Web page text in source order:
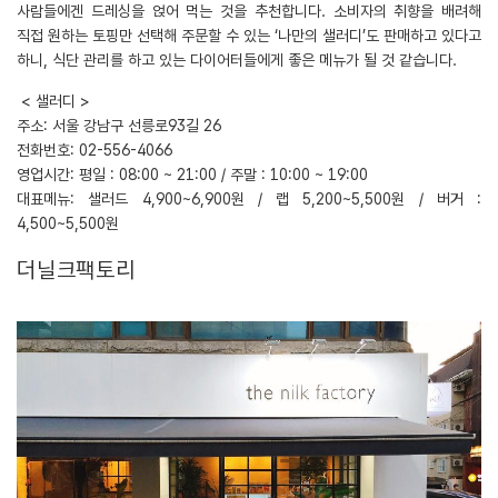
사람들에겐 드레싱을 얹어 먹는 것을 추천합니다. 소비자의 취향을 배려해
직접 원하는 토핑만 선택해 주문할 수 있는 ‘나만의 샐러디’도 판매하고 있다고
하니, 식단 관리를 하고 있는 다이어터들에게 좋은 메뉴가 될 것 같습니다.
< 샐러디 >
주소: 서울 강남구 선릉로93길 26
전화번호: 02-556-4066
영업시간: 평일 : 08:00 ~ 21:00 / 주말 : 10:00 ~ 19:00
대표메뉴: 샐러드 4,900~6,900원 / 랩 5,200~5,500원 / 버거 :
4,500~5,500원
더닐크팩토리